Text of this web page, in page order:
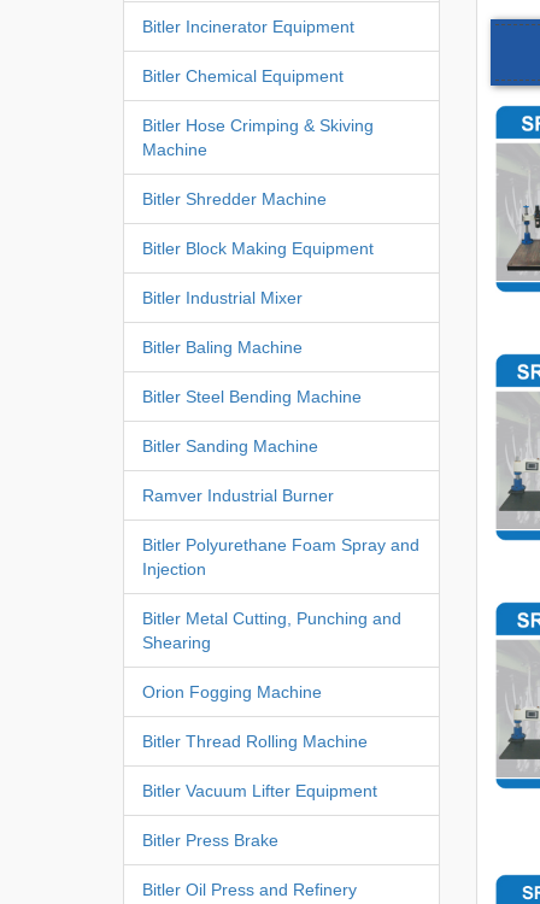
Bitler Incinerator Equipment
Bitler Chemical Equipment
Bitler Hose Crimping & Skiving
Machine
Bitler Shredder Machine
Bitler Block Making Equipment
Bitler Industrial Mixer
Bitler Baling Machine
Bitler Steel Bending Machine
Bitler Sanding Machine
Ramver Industrial Burner
Bitler Polyurethane Foam Spray and
Injection
Bitler Metal Cutting, Punching and
Shearing
Orion Fogging Machine
Bitler Thread Rolling Machine
Bitler Vacuum Lifter Equipment
Bitler Press Brake
Bitler Oil Press and Refinery